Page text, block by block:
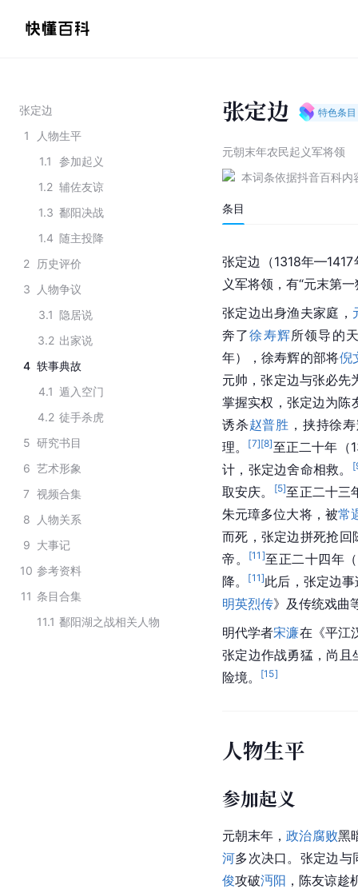
张定边
1
人物生平
1.1
参加起义
1.2 辅佐友谅
1.3 鄱阳决战
1.4 随主投降
2
历史评价
3
人物争议
3.1 隐居说
3.2 出家说
4 轶事典故
4.1 遁入空门
4.2 徒手杀虎
5 研究书目
6 艺术形象
7 视频合集
8
人物关系
9 大事记
10 参考资料
11 条目合集
11.1 鄱阳湖之战相关人物
张定边 特色条目
元朝末年农民起义军将领
本词条依据抖音百科内
条目
张定边（1318年—1417
义军将领，有“元末第
张定边出身渔夫家庭，
奔了徐寿辉 所领导的
年），徐寿辉的部将倪
元帅，张定边与张必先
掌握实权，张定边为陈
诱杀赵普胜 ，挟持徐
理。
[7][8]至正二十年（
计，张定边舍命相救。
[
取安庆。 [5]至正二十三
朱元璋多位大将，被常
而死，张定边拼死抢
帝。
[11 ]至正二十四年
降。
[11]此后，张定边
明英烈传》及传统戏曲
明代学者宋濂在《平江
张定边作战勇猛，尚且
险境。
[15]
人物生平
参加起义
元朝末年，政治腐败黑
河多次决口。张定边与
俊攻破沔阳 ，陈友谅